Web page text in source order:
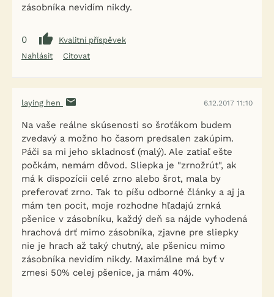
zásobníka nevidím nikdy.
0
Kvalitní příspěvek
Nahlásit
Citovat
laying hen 6.12.2017 11:10
Na vaše reálne skúsenosti so šroťákom budem
zvedavý a možno ho časom predsalen zakúpim.
Páči sa mi jeho skladnosť (malý). Ale zatiaľ ešte
počkám, nemám dôvod. Sliepka je "zrnožrút", ak
má k dispozícii celé zrno alebo šrot, mala by
preferovať zrno. Tak to píšu odborné články a aj ja
mám ten pocit, moje rozhodne hľadajú zrnká
pšenice v zásobníku, každý deň sa nájde vyhodená
hrachová drť mimo zásobníka, zjavne pre sliepky
nie je hrach až taký chutný, ale pšenicu mimo
zásobníka nevidím nikdy. Maximálne má byť v
zmesi 50% celej pšenice, ja mám 40%.